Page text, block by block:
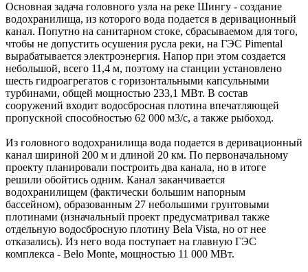
Основная задача головного узла на реке Шингу - создание
водохранилища, из которого вода подается в деривационный
канал. Попутно на санитарном стоке, сбрасываемом для того,
чтобы не допустить осушения русла реки, на ГЭС Pimental
вырабатывается электроэнергия. Напор при этом создается
небольшой, всего 11,4 м, поэтому на станции установлено
шесть гидроагрегатов с горизонтальными капсульными
турбинами, общей мощностью 233,1 МВт. В состав
сооружений входит водосбросная плотина впечатляющей
пропускной способностью 62 000 м3/с, а также рыбоход.
Из головного водохранилища вода подается в деривационный
канал шириной 200 м и длиной 20 км. По первоначальному
проекту планировали построить два канала, но в итоге
решили обойтись одним. Канал заканчивается
водохранилищем (фактически большим напорным
бассейном), образованным 27 небольшими грунтовыми
плотинами (изначальный проект предусматривал также
отдельную водосбросную плотину Bela Vista, но от нее
отказались). Из него вода поступает на главную ГЭС
комплекса - Belo Monte, мощностью 11 000 МВт.